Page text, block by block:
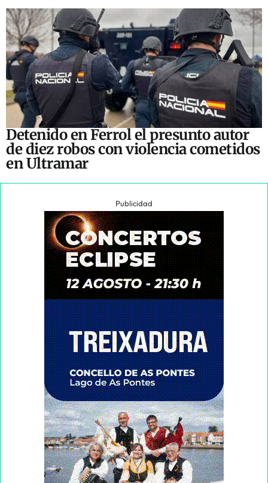
Detenido en Ferrol el presunto autor
de diez robos con violencia cometidos
en Ultramar
Publicidad